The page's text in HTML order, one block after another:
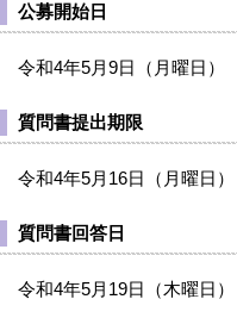
公募開始日
令和4年5月9日（月曜日）
質問書提出期限
令和4年5月16日（月曜日）
質問書回答日
令和4年5月19日（木曜日）